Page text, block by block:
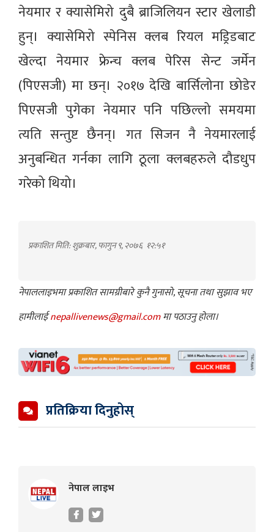
नेयमार र क्यासेमिरो दुबै ब्राजिलियन स्टार खेलाडी
हुन्। क्यासेमिरो स्पेनिस क्लब रियल मड्रिडबाट
खेल्दा नेयमार फ्रेन्च क्लब पेरिस सेन्ट जर्मेन
(पिएसजी) मा छन्। २०१७ देखि बार्सिलोना छोडेर
पिएसजी पुगेका नेयमार पनि पछिल्लो समयमा
त्यति सन्तुष्ट छैनन्। गत सिजन नै नेयमारलाई
अनुबन्धित गर्नका लागि ठूला क्लबहरुले दौडधुप
गरेको थियो।
प्रकाशित मिति: शुक्रबार, फागुन ९, २०७६ १२:५१
नेपाललाइभमा प्रकाशित सामग्रीबारे कुनै गुनासो, सूचना तथा सुझाव भए
हामीलाईnepallivenews@gmail.comमा पठाउनु होला।
प्रतिक्रिया दिनुहोस्
नेपाल लाइभ